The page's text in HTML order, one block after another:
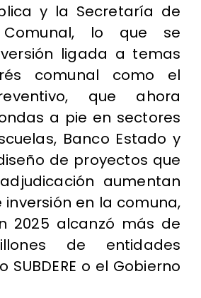
y la Secretaría de
Comunal, lo que se
ligada a temas
comunal como el
que ahora
a pie en sectores
Banco Estado y
de proyectos que
aumentan
en la comuna,
2025 alcanzó más de
de entidades
o el Gobierno